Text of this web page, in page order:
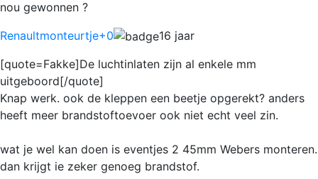
nou gewonnen ?
Renaultmonteurtje+0
16 jaar
[quote=Fakke]De luchtinlaten zijn al enkele mm
uitgeboord[/quote]
Knap werk. ook de kleppen een beetje opgerekt? anders
heeft meer brandstoftoevoer ook niet echt veel zin.
wat je wel kan doen is eventjes 2 45mm Webers monteren.
dan krijgt ie zeker genoeg brandstof.